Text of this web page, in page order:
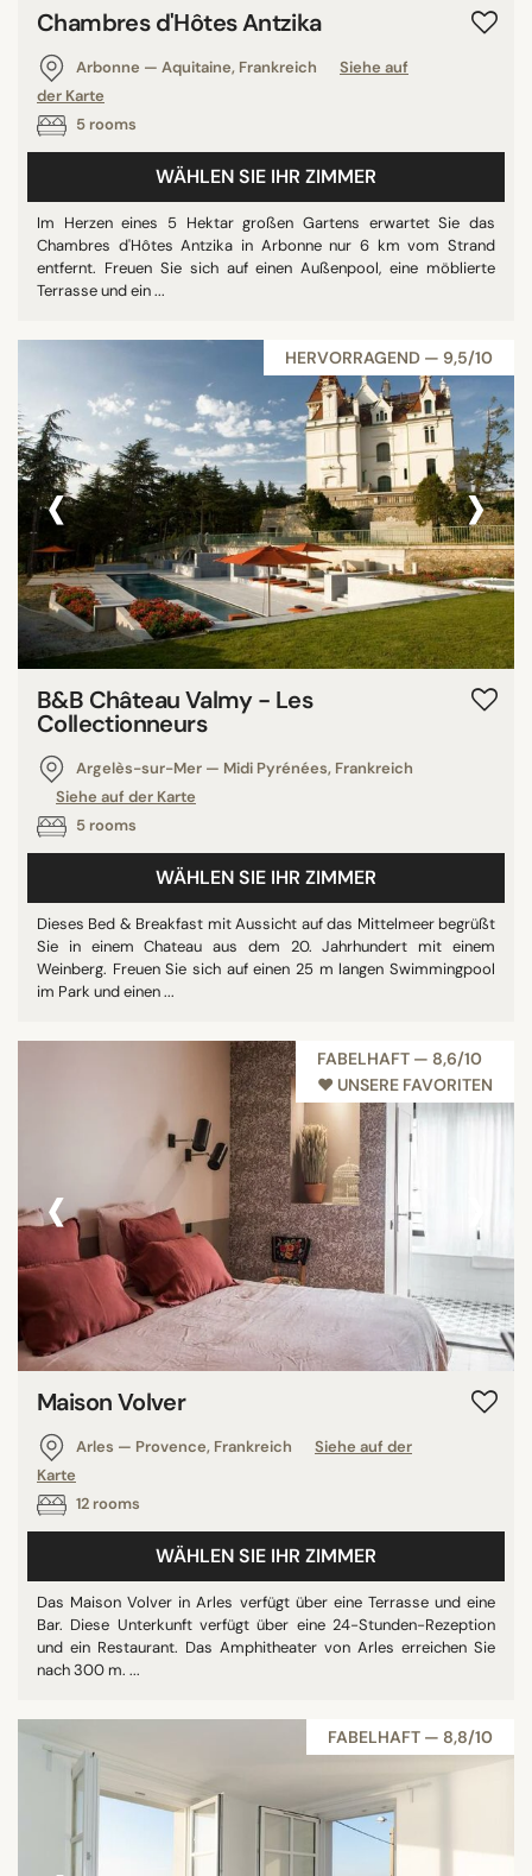
Chambres d'Hôtes Antzika
Arbonne — Aquitaine, Frankreich
Siehe auf
der Karte
5 rooms
WÄHLEN SIE IHR ZIMMER
Im Herzen eines 5 Hektar großen Gartens erwartet Sie das
Chambres d'Hôtes Antzika in Arbonne nur 6 km vom Strand
entfernt. Freuen Sie sich auf einen Außenpool, eine möblierte
Terrasse und ein ...
HERVORRAGEND — 9,5/10
‹ ›
B&B Château Valmy - Les
Collectionneurs
Argelès-sur-Mer — Midi Pyrénées, Frankreich
Siehe auf der Karte
5 rooms
WÄHLEN SIE IHR ZIMMER
Dieses Bed & Breakfast mit Aussicht auf das Mittelmeer begrüßt
Sie in einem Chateau aus dem 20. Jahrhundert mit einem
Weinberg. Freuen Sie sich auf einen 25 m langen Swimmingpool
im Park und einen ...
FABELHAFT — 8,6/10
♥︎ UNSERE FAVORITEN
‹ ›
Maison Volver
Arles — Provence, Frankreich
Siehe auf der
Karte
12 rooms
WÄHLEN SIE IHR ZIMMER
Das Maison Volver in Arles verfügt über eine Terrasse und eine
Bar. Diese Unterkunft verfügt über eine 24-Stunden-Rezeption
und ein Restaurant. Das Amphitheater von Arles erreichen Sie
nach 300 m. ...
FABELHAFT — 8,8/10